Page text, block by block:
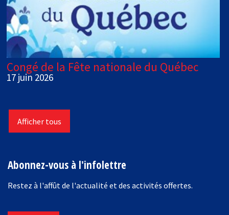
Congé de la Fête nationale du Québec
17 juin 2026
Afficher tous
Abonnez-vous à l'infolettre
Restez à l'affût de l'actualité et des activités offertes.